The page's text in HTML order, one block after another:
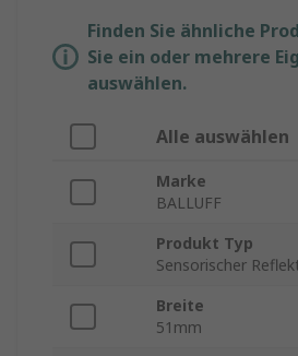
Finden Sie ähnliche
Sie ein oder mehrere
auswählen.
Alle auswählen
Marke
BALLUFF
Produkt Typ
Sensorischer
Breite
51mm